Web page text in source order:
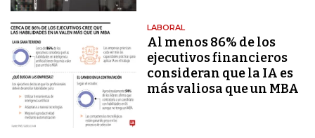
LABORAL
Al menos 86% de los
ejecutivos financieros
consideran que la IA es
más valiosa que un MBA